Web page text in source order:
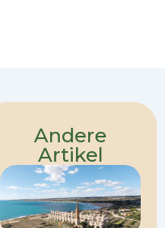
Andere
Artikel